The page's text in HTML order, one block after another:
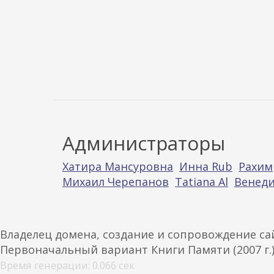
Администраторы
Хатира Мансуровна Инна Rub Рахим
Михаил Черепанов Tatiana Al
Владелец домена, создание и сопровождение
Первоначальный вариант Книги Памяти (2007
Время генерации: 0.066 сек